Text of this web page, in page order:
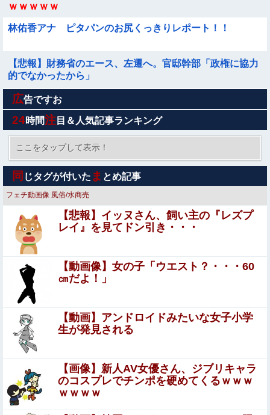
ｗｗｗｗｗ
林佑香アナ ピタパンのお尻くっきりレポート！！
【悲報】財務省のエース、左遷へ。官邸幹部「政権に協力
的でなかったから」
【画像】 女土方さん(21)、企画物かと思うレベルで美人ｗ
ｗｗｗｗｗｗｗｗｗｗｗｗｗ
【画像】影山優佳さん(25)、下着姿であたシコが止まらな
日本人「円安はアカン。円高にしろ」←これなんでなんや
他
【ガンダム】 難民の老人が地球に来れたこと喜んでてア
レ？連邦もやってることヤバくない？ってなる
【画像】 ライザさん、太もも丸出しのドスケベウェディン
グドレスでフィギュア化するが
お前らずっと「今PC買うのは時期が悪い」って言ってな
いか？
【悲報】親「うちの子にはゲームは買い与えません。
本だけで十分」→結果・・・・・・・・・他
集団暴行の現場に遭遇してしまい、被害女性を守るため
行され〇〇扱いされる悲劇へ←機転を利かせた結果が裏目
に出すぎて惨事
【エ□漫画】 エ●チでだらしなく変貌してしまったいとこ
のお姉ちゃんにチン●ン搾り取られちゃうショタ君…！
広告ですお
24時間注 目＆人気記事ランキング
ここをタップして表示！
同 じタグが付いた ま とめ記事
フェチ動画像 風俗/水商売
【悲報】イッヌさん、飼い主の『レズプ
レイ』を見てドン引き・・・
【動画像】女の子「ウエスト？・・・60
㎝だよ！」
【動画】アンドロイドみたいな女子小学
生が発見される
【画像】新人AV女優さん、ジブリキャラ
のコスプレでチンポを硬めてくるｗｗｗ
ｗｗｗｗ